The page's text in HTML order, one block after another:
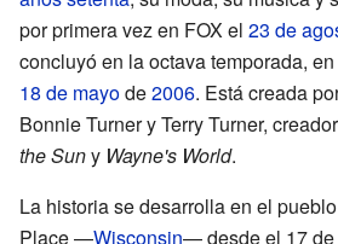
por primera vez en FOX el 23 de
concluyó en la octava temporada,
18 de mayode2006. Está creada
Bonnie Turner y Terry Turner,
the Suny Wayne's World.
La historia se desarrolla en el
Place —Wisconsin— desde el 17 de